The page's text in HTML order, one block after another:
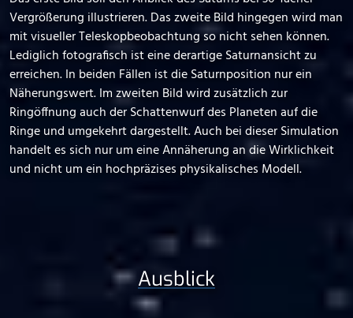
Vergrößerung illustrieren. Das zweite Bild hingegen wird man
mit visueller Teleskopbeobachtung so nicht sehen können.
Lediglich fotografisch ist eine derartige Saturnansicht zu
erreichen. In beiden Fällen ist die Saturnposition nur ein
Näherungswert. Im zweiten Bild wird zusätzlich zur
Ringöffnung auch der Schattenwurf des Planeten auf die
Ringe und umgekehrt dargestellt. Auch bei dieser Simulation
handelt es sich nur um eine Annäherung an die Wirklichkeit
und nicht um ein hochpräzises physikalisches Modell.
Ausblick